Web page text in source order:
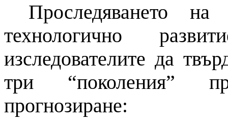
Проследяването на
технологично
изследователите да
три “поколения”
прогнозиране: